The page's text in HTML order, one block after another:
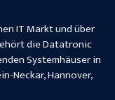
IT Markt und über
die Datatronic
Systemhäuser in
Neckar, Hannover,